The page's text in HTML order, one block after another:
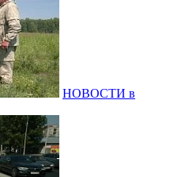
НОВОСТИ в